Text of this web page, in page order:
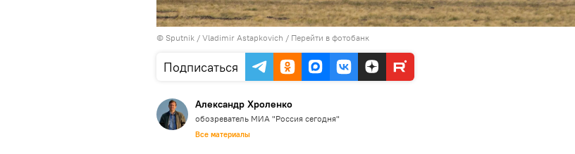
© Sputnik / Vladimir Astapkovich / Перейти в фотобанк
Подписаться
Александр Хроленко
обозреватель МИА "Россия сегодня"
Все материалы